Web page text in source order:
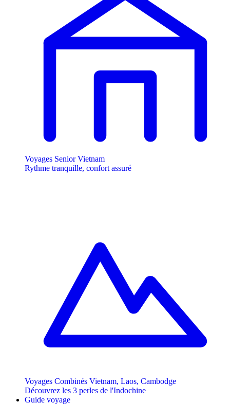
Voyages Senior Vietnam
Rythme tranquille, confort assuré
Voyages Combinés Vietnam, Laos, Cambodge
Découvrez les 3 perles de l'Indochine
Guide voyage